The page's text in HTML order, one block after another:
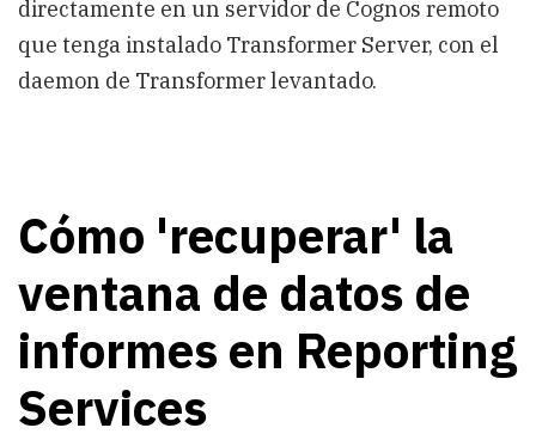
directamente en un servidor de Cognos remoto
que tenga instalado Transformer Server, con el
daemon de Transformer levantado.
Cómo 'recuperar' la
ventana de datos de
informes en Reporting
Services